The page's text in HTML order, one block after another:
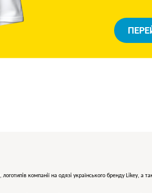
компанії на одязі українського бренду Likey, а